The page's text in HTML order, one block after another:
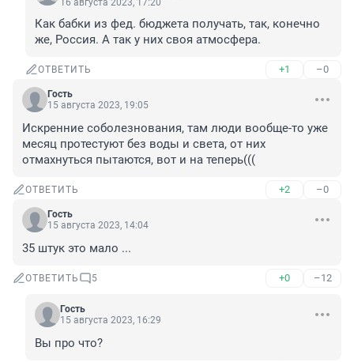
16 августа 2023, 17:20
Как бабки из фед. бюджета получать, так, конечно
же, Россия. А так у них своя атмосфера.
ОТВЕТИТЬ +1 –0
Гость
15 августа 2023, 19:05
Искренние соболезнования, там люди вообще-то уже
месяц протестуют без воды и света, от них
отмахнуться пытаются, вот и на теперь(((
ОТВЕТИТЬ +2 –0
Гость
15 августа 2023, 14:04
35 штук это мало ...
ОТВЕТИТЬ 5 +0 –12
Гость
15 августа 2023, 16:29
Вы про что?